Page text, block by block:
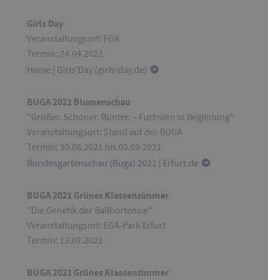
Girls Day
Veranstaltungsort: FGK
Termin: 24.04.2022
Home | Girls'Day (girls-day.de)
BUGA 2021 Blumenschau
"Größer. Schöner. Bunter. – Fuchsien in Begleitung"
Veranstaltungsort: Stand auf der BUGA
Termin: 30.08.2021 bis 03.09.2021
Bundesgartenschau (Buga) 2021 | Erfurt.de
BUGA 2021 Grünes Klassenzimmer
"Die Genetik der Ballhortensie"
Veranstaltungsort: EGA-Park Erfurt
Termin: 13.07.2021
BUGA 2021 Grünes Klassenzimmer